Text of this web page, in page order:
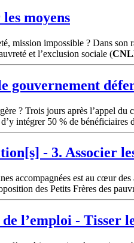
moyens
mission impossible ? Dans
et l’exclusion sociale (
? Trois jours après l’appel
intégrer 50 % de bénéficiaires
- 3. Associer
accompagnées est au cœur
des Petits Frères des
l’emploi - Tisser